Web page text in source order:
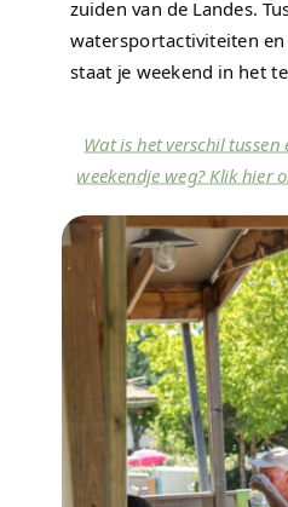
zuiden van de Landes.
watersportactiviteiten
staat je weekend in het
Wat is het verschil
weekendje weg? Klik hier